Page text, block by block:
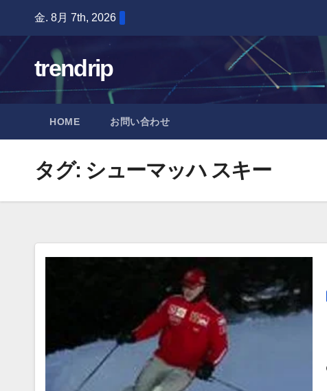
content
金. 8月 7th, 2026
trendrip
HOME お問い合わせ
タグ: シューマッハ スキー